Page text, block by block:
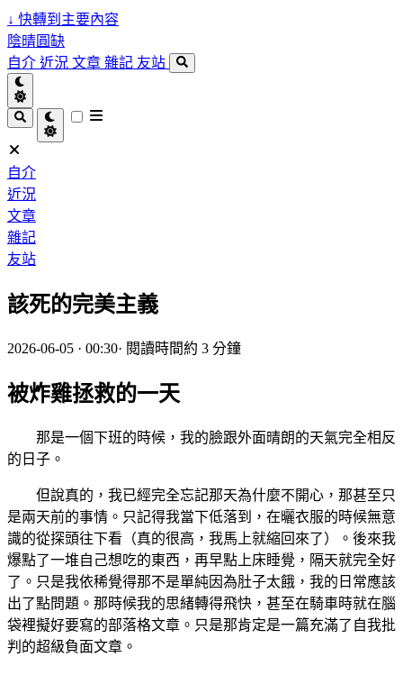
↓ 快轉到主要內容
陰晴圓缺
自介 近況 文章 雜記 友站
自介
近況
文章
雜記
友站
該死的完美主義
2026-06-05 · 00:30· 閱讀時間約 3 分鐘
被炸雞拯救的一天
那是一個下班的時候，我的臉跟外面晴朗的天氣完全相反
的日子。
但說真的，我已經完全忘記那天為什麼不開心，那甚至只
是兩天前的事情。只記得我當下低落到，在曬衣服的時候無意
識的從探頭往下看（真的很高，我馬上就縮回來了）。後來我
爆點了一堆自己想吃的東西，再早點上床睡覺，隔天就完全好
了。只是我依稀覺得那不是單純因為肚子太餓，我的日常應該
出了點問題。那時候我的思緒轉得飛快，甚至在騎車時就在腦
袋裡擬好要寫的部落格文章。只是那肯定是一篇充滿了自我批
判的超級負面文章。